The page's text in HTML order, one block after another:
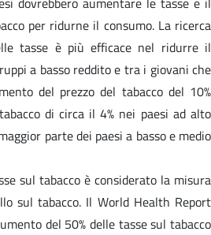
per ridurne il consumo. La ricerca
tasse è più efficace nel ridurre il
a basso reddito e tra i giovani che
del prezzo del tabacco del 10%
di circa il 4% nei paesi ad alto
parte dei paesi a basso e medio
sul tabacco è considerato la misura
sul tabacco. Il World Health Report
del 50% delle tasse sul tabacco